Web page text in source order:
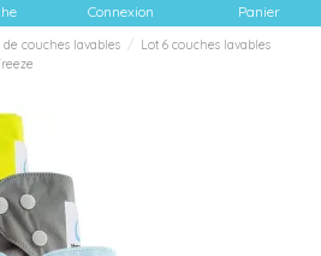
Connexion Panier
de couches lavables
Lot 6 couches lavables